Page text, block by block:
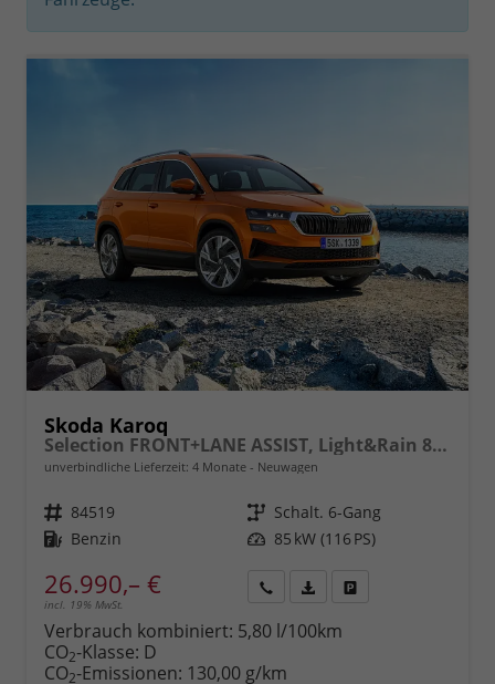
Skoda Karoq
Selection FRONT+LANE ASSIST, Light&Rain 8" Entertainment, virtuelles Cockpit, Climatronic, Parksensoren, Sitzhzg., 16" ALU uvm.
unverbindliche Lieferzeit: 4 Monate Neuwagen
Fahrzeugnr. 84519 Getriebe Schalt. 6-Gang
Kraftstoff Benzin Leistung 85 kW (116 PS)
26.990,– €
incl. 19% MwSt.
anfordern
Datei,
Verbrauch kombiniert: 5,80 l/100km
CO2-Klasse: D
CO2-Emissionen: 130,00 g/km